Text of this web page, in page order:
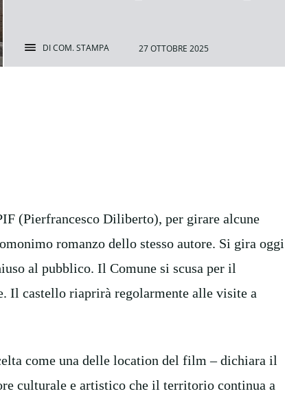
DICOM. STAMPA 27 OTTOBRE 2025
(Pierfrancesco Diliberto), per girare alcune
romanzo dello stesso autore. Si gira oggi
al pubblico. Il Comune si scusa per il
Il castello riaprirà regolarmente alle visite a
come una delle location del film – dichiara il
culturale e artistico che il territorio continua a